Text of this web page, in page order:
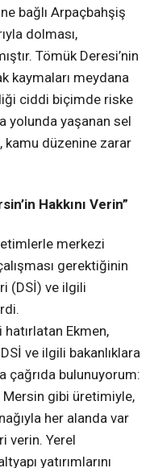
bağlı Arpaçbahşiş
dolması,
Tömük Deresi’nin
kaymaları meydana
ciddi biçimde riske
yolunda yaşanan sel
kamu düzenine zarar
Hakkını Verin”
merkezi
gerektiğinin
(DSİ) ve ilgili
Ekmen,
ve ilgili bakanlıklara
çağrıda bulunuyorum:
Mersin gibi üretimiyle,
her alanda var
verin. Yerel
yatırımlarını